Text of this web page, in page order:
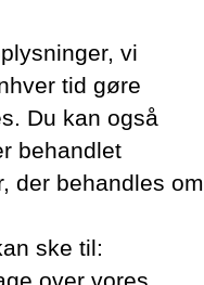
vi
tid gøre
Du kan også
behandlet
der behandles om
ske til:
over vores